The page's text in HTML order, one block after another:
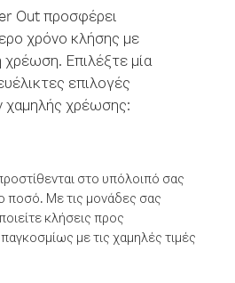
Out προσφέρει
χρόνο κλήσης με
Επιλέξτε μία
επιλογές
χαμηλής χρέωσης:
στο υπόλοιπό σας
ποσό. Με τις μονάδες σας
κλήσεις προς
με τις χαμηλές τιμές